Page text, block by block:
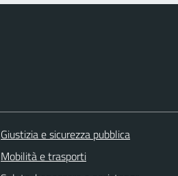
Giustizia e sicurezza pubblica
Mobilità e trasporti